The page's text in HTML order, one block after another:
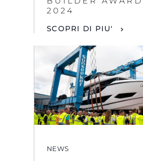
2024
SCOPRI DI PIU'
NEWS